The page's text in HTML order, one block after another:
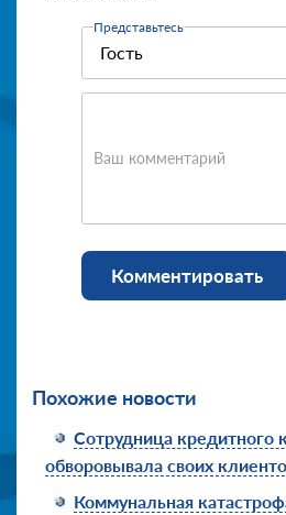
Представьтесь
Ваш комментарий
Комментировать
Похожие новости
Сотрудница кредитного
обворовывала своих
Коммунальная